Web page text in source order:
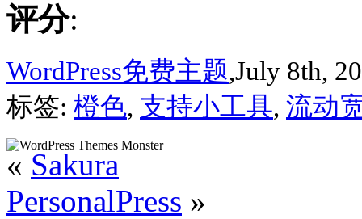
评分:
WordPress免费主题,July 8th,
标签: 橙色, 支持小工具, 流动
« Sakura
PersonalPress »